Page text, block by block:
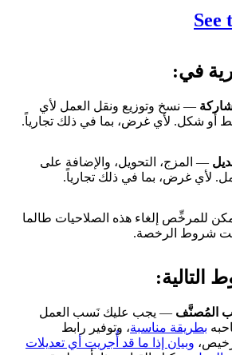
See
في:
— نسخ وتوزيع ونقل العمل لأي
أو شكل. لأي غرض، بما في ذلك تجارياً.
— المزج، التحويل، والإضافة على
لأي غرض، بما في ذلك تجارياً.
للمرخِّص إلغاء هذه الصلاحيات طالما
شروط الرخصة.
التالية:
المُصنَّف — يجب عليك نَسب العمل
بطريقة مناسبة، وتوفير رابط
وبيان إذا ما قد أُجريت أي تعديلات